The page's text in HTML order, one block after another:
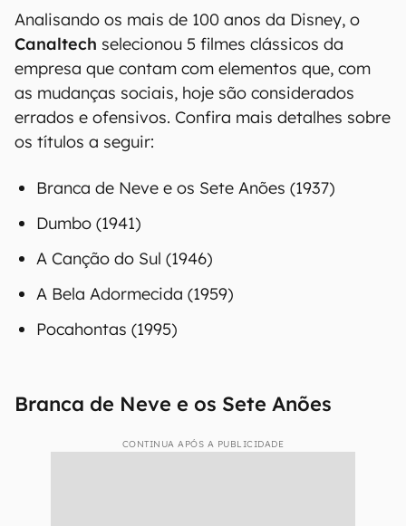
Analisando os mais de 100 anos da Disney, o
Canaltech selecionou 5 filmes clássicos da
empresa que contam com elementos que, com
as mudanças sociais, hoje são considerados
errados e ofensivos. Confira mais detalhes sobre
os títulos a seguir:
Branca de Neve e os Sete Anões (1937)
Dumbo (1941)
A Canção do Sul (1946)
A Bela Adormecida (1959)
Pocahontas (1995)
Branca de Neve e os Sete Anões
CONTINUA APÓS A PUBLICIDADE